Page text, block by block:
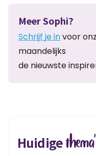
Meer Sophi?
Schrijf je invoor
maandelijks
de nieuwste
Huidige